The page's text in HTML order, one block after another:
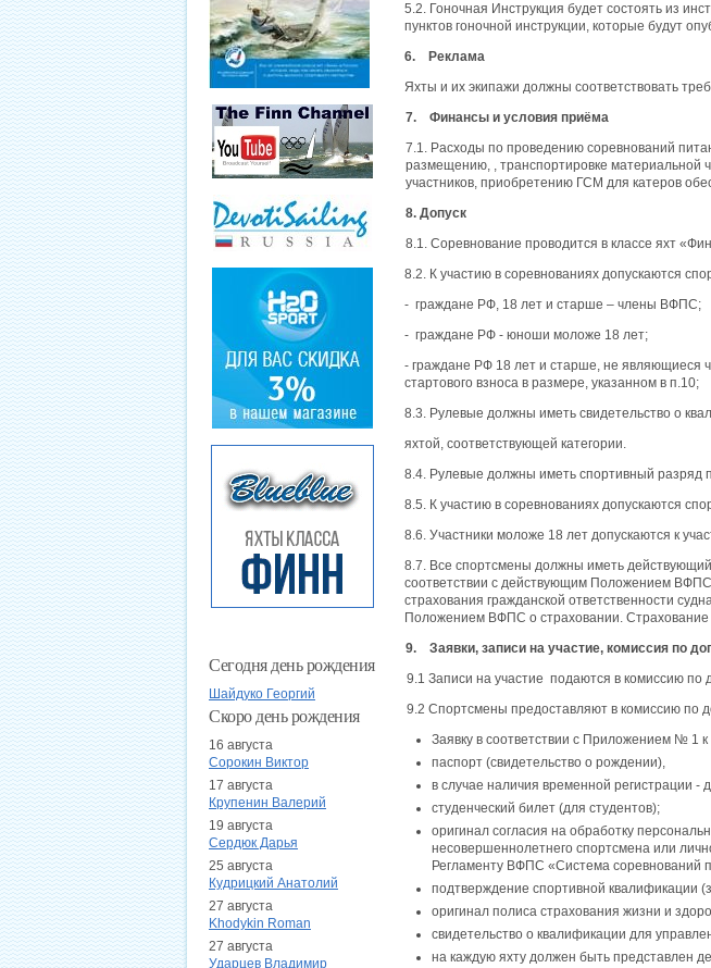
5.2. Гоночная Инструкция будет состоять из
пунктов гоночной инструкции, которые будут
6. Реклама
Яхты и их экипажи должны соответствовать
7. Финансы и условия приёма
7.1. Расходы по проведению соревнований
размещению, , транспортировке материальной
участников, приобретению ГСМ для катеров
8. Допуск
8.1. Соревнование проводится в классе яхт
8.2. К участию в соревнованиях допускаются
- граждане РФ, 18 лет и старше – члены ВФПС;
- граждане РФ - юноши моложе 18 лет;
- граждане РФ 18 лет и старше, не являющиеся
стартового взноса в размере, указанном в п.10;
8.3. Рулевые должны иметь свидетельство о
яхтой, соответствующей категории.
8.4. Рулевые должны иметь спортивный разряд
8.5. К участию в соревнованиях допускаются
8.6. Участники моложе 18 лет допускаются к
8.7. Все спортсмены должны иметь действующий
соответствии с действующим Положением
страхования гражданской ответственности
Положением ВФПС о страховании. Страхование
9. Заявки, записи на участие, комиссия по
9.1 Записи на участие подаются в комиссию по
9.2 Спортсмены предоставляют в комиссию по
Заявку в соответствии с Приложением № 1
паспорт (свидетельство о рождении),
в случае наличия временной регистрации -
студенческий билет (для студентов);
оригинал согласия на обработку
несовершеннолетнего спортсмена или
Регламенту ВФПС «Система соревнований
подтверждение спортивной квалификации
оригинал полиса страхования жизни и
свидетельство о квалификации для
на каждую яхту должен быть представлен
Сегодня день рождения
Шайдуко Георгий
Скоро день рождения
16 августа
Сорокин Виктор
17 августа
Крупенин Валерий
19 августа
Сердюк Дарья
25 августа
Кудрицкий Анатолий
27 августа
Khodykin Roman
27 августа
Ударцев Владимир